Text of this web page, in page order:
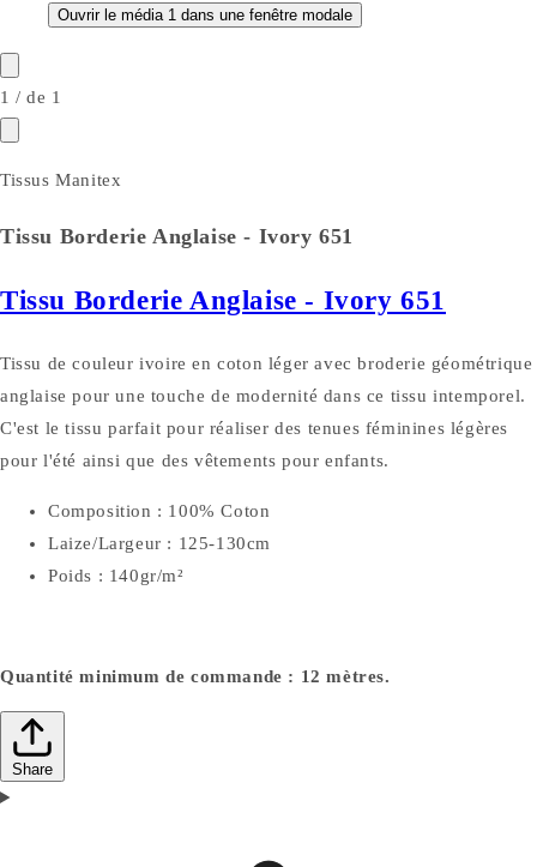
Ouvrir le média 1 dans une fenêtre modale
1 /de 1
Tissus Manitex
Tissu Borderie Anglaise - Ivory 651
Tissu Borderie Anglaise - Ivory 651
Tissu de couleur ivoire en coton léger avec broderie géométrique
anglaise pour une touche de modernité dans ce tissu intemporel.
C'est le tissu parfait pour réaliser des tenues féminines légères
pour l'été ainsi que des vêtements pour enfants.
Composition : 100% Coton
Laize/Largeur : 125-130cm
Poids : 140gr/m²
Quantité minimum de commande : 12 mètres.
Share